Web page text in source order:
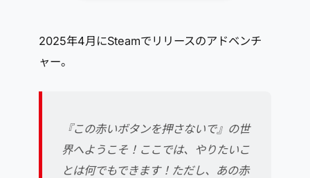
2025年4月にSteamでリリースのアドベンチ
ャー。
『この赤いボタンを押さないで』の世
界へようこそ！ここでは、やりたいこ
とは何でもできます！ただし、あの赤